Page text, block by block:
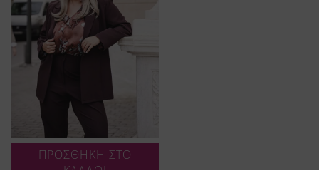
ΠΡΟΣΘΗΚΗ ΣΤΟ
ΚΑΛΑΘΙ